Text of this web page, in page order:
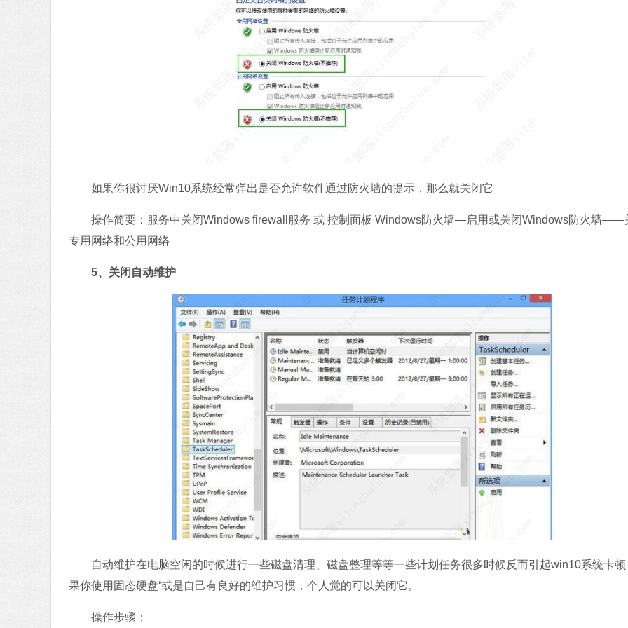
如果你很讨厌Win10系统经常弹出是否允许软件通过防火墙的提示，那么就关闭它
操作简要：服务中关闭Windows firewall服务 或 控制面板 Windows防火墙—启用或关闭Windows防火墙——
专用网络和公用网络
5、关闭自动维护
自动维护在电脑空闲的时候进行一些磁盘清理、磁盘整理等等一些计划任务很多时候反而引起win10系统卡顿
果你使用固态硬盘‘或是自己有良好的维护习惯，个人觉的可以关闭它。
操作步骤：